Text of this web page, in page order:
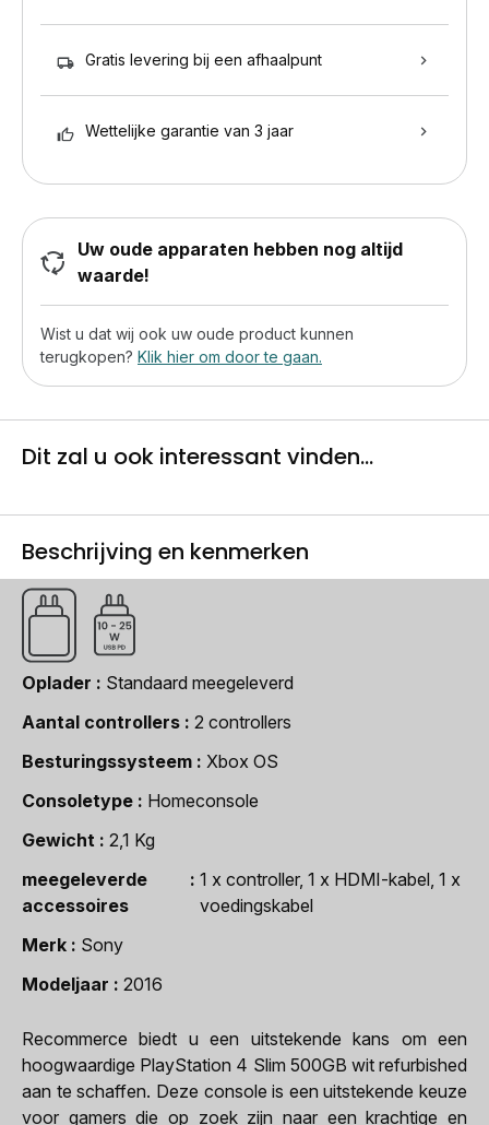
Gratis levering bij een afhaalpunt
Wettelijke garantie van 3 jaar
Uw oude apparaten hebben nog altijd
waarde!
Wist u dat wij ook uw oude product kunnen
terugkopen? Klik hier om door te gaan.
Dit zal u ook interessant vinden...
Beschrijving en kenmerken
Oplader
Standaard meegeleverd
Aantal controllers
2 controllers
Besturingssysteem
Xbox OS
Consoletype
Homeconsole
Gewicht
2,1 Kg
meegeleverde
accessoires
1 x controller, 1 x HDMI-kabel, 1 x
voedingskabel
Merk
Sony
Modeljaar
2016
Recommerce biedt u een uitstekende kans om een
hoogwaardige PlayStation 4 Slim 500GB wit refurbished
aan te schaffen. Deze console is een uitstekende keuze
voor gamers die op zoek zijn naar een krachtige en